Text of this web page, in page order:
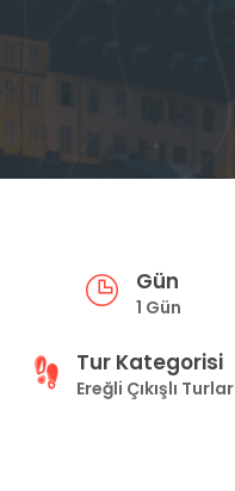
Gün
1 Gün
Tur Kategorisi
Ereğli Çıkışlı Turlar